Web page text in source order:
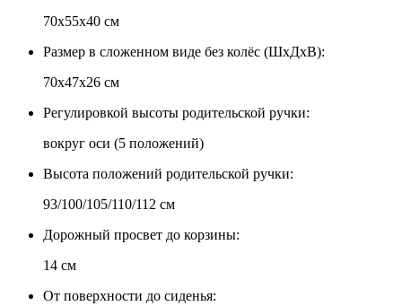
70х55х40 см
Размер в сложенном виде без колёс (ШхДхВ):
70х47х26 см
Регулировкой высоты родительской ручки:
вокруг оси (5 положений)
Высота положений родительской ручки:
93/100/105/110/112 см
Дорожный просвет до корзины:
14 см
От поверхности до сиденья: